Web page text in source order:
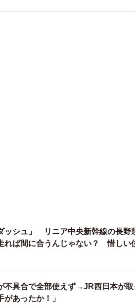
ッシュ」 リニア中央新幹線の長
れば間に合うんじゃない？ 惜しい
不具合で全部使えず→JR西日本が
あったか！」